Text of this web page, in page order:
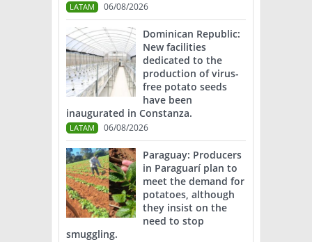
LATAM 06/08/2026
Dominican Republic:
New facilities
dedicated to the
production of virus-
free potato seeds
have been
inaugurated in Constanza.
LATAM 06/08/2026
Paraguay: Producers
in Paraguarí plan to
meet the demand for
potatoes, although
they insist on the
need to stop
smuggling.